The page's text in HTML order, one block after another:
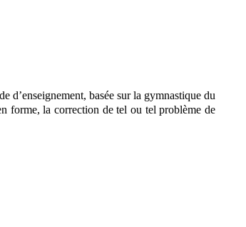
d’enseignement, basée sur la gymnastique du
forme, la correction de tel ou tel problème de